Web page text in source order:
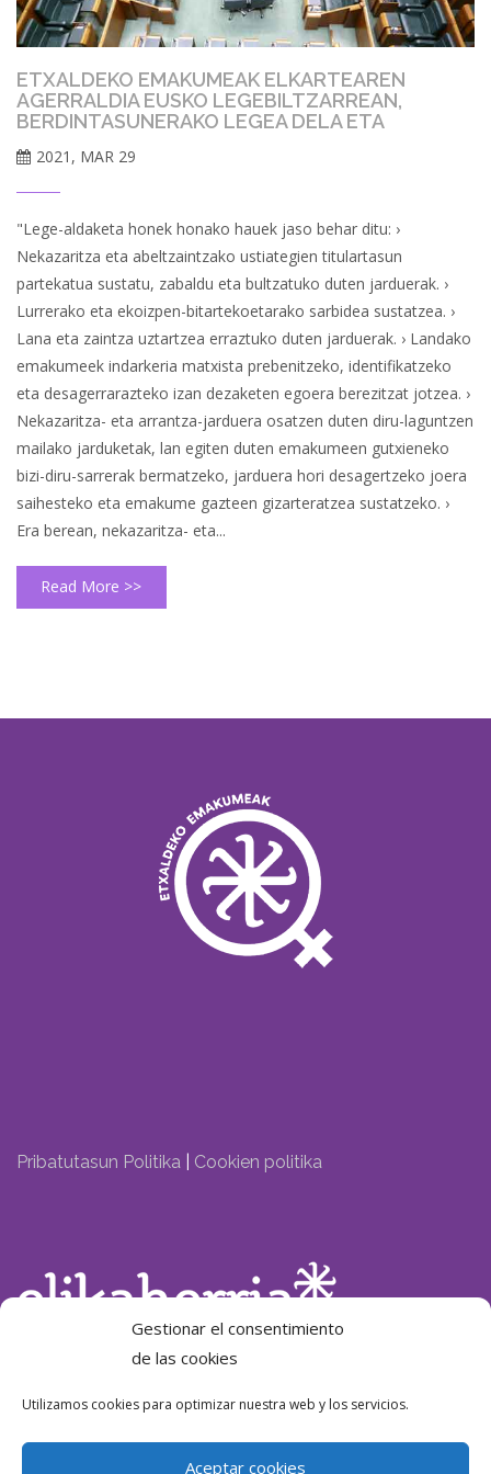
Gestionar el consentimiento
de las cookies
Utilizamos cookies para optimizar nuestra web y los servicios.
Aceptar cookies
ETXALDEKO EMAKUMEAK ELKARTEAREN
AGERRALDIA EUSKO LEGEBILTZARREAN,
BERDINTASUNERAKO LEGEA DELA ETA
2021, MAR 29
"Lege-aldaketa honek honako hauek jaso behar ditu: ›
Nekazaritza eta abeltzaintzako ustiategien titulartasun
partekatua sustatu, zabaldu eta bultzatuko duten jarduerak. ›
Lurrerako eta ekoizpen-bitartekoetarako sarbidea sustatzea. ›
Lana eta zaintza uztartzea erraztuko duten jarduerak. › Landako
emakumeek indarkeria matxista prebenitzeko, identifikatzeko
eta desagerrarazteko izan dezaketen egoera berezitzat jotzea. ›
Nekazaritza- eta arrantza-jarduera osatzen duten diru-laguntzen
mailako jarduketak, lan egiten duten emakumeen gutxieneko
bizi-diru-sarrerak bermatzeko, jarduera hori desagertzeko joera
saihesteko eta emakume gazteen gizarteratzea sustatzeko. ›
Era berean, nekazaritza- eta...
Read More >>
Pribatutasun Politika Cookien politika
Laguntzailea: